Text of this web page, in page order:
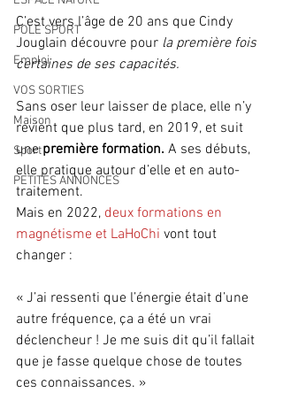
POLE SPORT
Emploi
VOS SORTIES
Maison
Sport
PETITES ANNONCES
C’est vers l’âge de 20 ans que Cindy
Jouglain découvre pour la première fois
certaines de ses capacités.
Sans oser leur laisser de place, elle n’y
revient que plus tard, en 2019, et suit
une première formation. A ses débuts,
elle pratique autour d’elle et en auto-
traitement.
Mais en 2022, deux formations en
magnétisme et LaHoChi vont tout
changer :
« J’ai ressenti que l’énergie était d’une
autre fréquence, ça a été un vrai
déclencheur ! Je me suis dit qu’il fallait
que je fasse quelque chose de toutes
ces connaissances. »